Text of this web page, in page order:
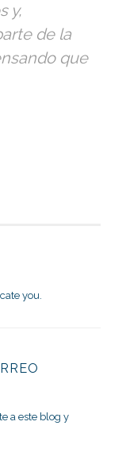
y,
de la
que
you.
a este blog y